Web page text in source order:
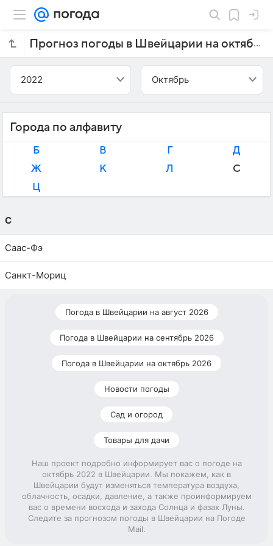
Прогноз погоды в Швейцарии на октябрь 2022 года
2022 Октябрь
Города по алфавиту
Б В Г
Д
Ж
К Л
С
Ц
С
Саас-Фэ
Санкт-Мориц
Погода в Швейцарии на август 2026
Погода в Швейцарии на сентябрь 2026
Погода в Швейцарии на октябрь 2026
Новости погоды
Сад и огород
Товары для дачи
Наш проект подробно информирует вас о погоде на
октябрь 2022 в Швейцарии. Мы покажем, как в
Швейцарии будут изменяться температура воздуха,
облачность, осадки, давление, а также проинформируем
вас о времени восхода и захода Солнца и фазах Луны.
Следите за прогнозом погоды в Швейцарии на Погоде
Mail.